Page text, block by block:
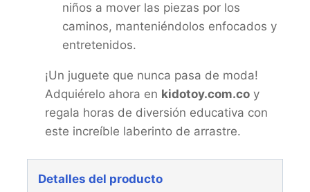
niños a mover las piezas por los
caminos, manteniéndolos enfocados y
entretenidos.
¡Un juguete que nunca pasa de moda!
Adquiérelo ahora en kidotoy.com.coy
regala horas de diversión educativa con
este increíble laberinto de arrastre.
Detalles del producto